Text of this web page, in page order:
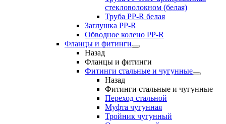
стекловолокном (белая)
Труба РР-R белая
Заглушка PP-R
Обводное колено PP-R
Фланцы и фитинги
Назад
Фланцы и фитинги
Фитинги стальные и чугунные
Назад
Фитинги стальные и чугунные
Переход стальной
Муфта чугунная
Тройник чугунный